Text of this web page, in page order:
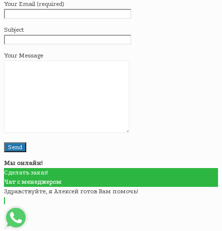
Your Email (required)
Subject
Your Message
Мы онлайн!
Сделать заказ!
Чат с менеджером
Здравствуйте, я Алексей готов Вам помочь!